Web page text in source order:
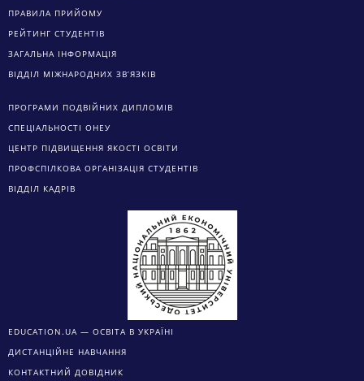
ПРАВИЛА ПРИЙОМУ
РЕЙТИНГ СТУДЕНТІВ
ЗАГАЛЬНА ІНФОРМАЦІЯ
ВІДДІЛ МІЖНАРОДНИХ ЗВ’ЯЗКІВ
ПРОГРАМИ ПОДВІЙНИХ ДИПЛОМІВ
СПЕЦІАЛЬНОСТІ ОНЕУ
ЦЕНТР ПІДВИЩЕННЯ ЯКОСТІ ОСВІТИ
ПРОФСПІЛКОВА ОРГАНІЗАЦІЯ СТУДЕНТІВ
ВІДДІЛ КАДРІВ
EDUCATION.UA — ОСВІТА В УКРАЇНІ
ДИСТАНЦІЙНЕ НАВЧАННЯ
КОНТАКТНИЙ ДОВІДНИК